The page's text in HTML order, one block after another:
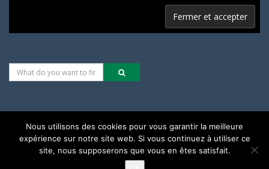
Les alternatives pour une justice climatique & sociale
Nous utilisons des cookies pour vous garantir la meilleure
expérience sur notre site web. Si vous continuez à utiliser ce
site, nous supposerons que vous en êtes satisfait.